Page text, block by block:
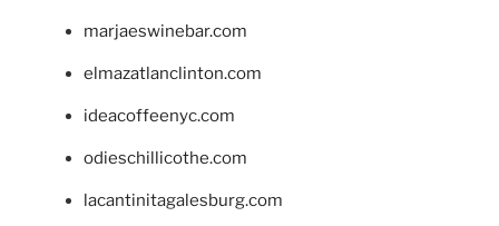
marjaeswinebar.com
elmazatlanclinton.com
ideacoffeenyc.com
odieschillicothe.com
lacantinitagalesburg.com